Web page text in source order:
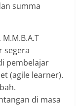
summa
segera
pembelajar
(agile learner).
di masa